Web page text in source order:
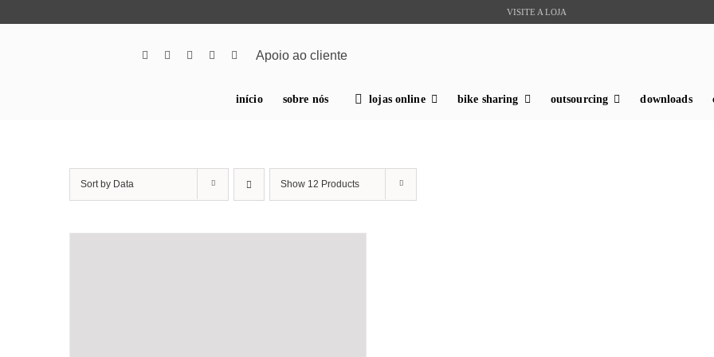
to
VISITE A LOJA
Apoio ao cliente
início sobre nós lojas online bike sharing outsourcing downloads
Sort by Data Show 12 Products